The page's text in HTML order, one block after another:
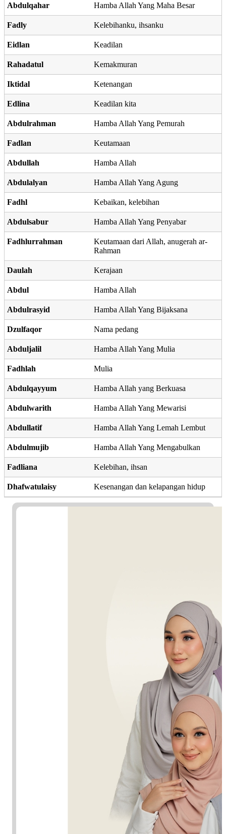
Abdulqahar Hamba Allah Yang Maha Besar
Fadly Kelebihanku, ihsanku
Eidlan Keadilan
Rahadatul Kemakmuran
Iktidal Ketenangan
Edlina Keadilan kita
Abdulrahman Hamba Allah Yang Pemurah
Fadlan Keutamaan
Abdullah Hamba Allah
Abdulalyan Hamba Allah Yang Agung
Fadhl Kebaikan, kelebihan
Abdulsabur Hamba Allah Yang Penyabar
Fadhlurrahman
Keutamaan dari Allah, anugerah ar-
Rahman
Daulah Kerajaan
Abdul Hamba Allah
Abdulrasyid Hamba Allah Yang Bijaksana
Dzulfaqor Nama pedang
Abduljalil Hamba Allah Yang Mulia
Fadhlah Mulia
Abdulqayyum Hamba Allah yang Berkuasa
Abdulwarith Hamba Allah Yang Mewarisi
Abdullatif Hamba Allah Yang Lemah Lembut
Abdulmujib Hamba Allah Yang Mengabulkan
Fadliana Kelebihan, ihsan
Dhafwatulaisy Kesenangan dan kelapangan hidup